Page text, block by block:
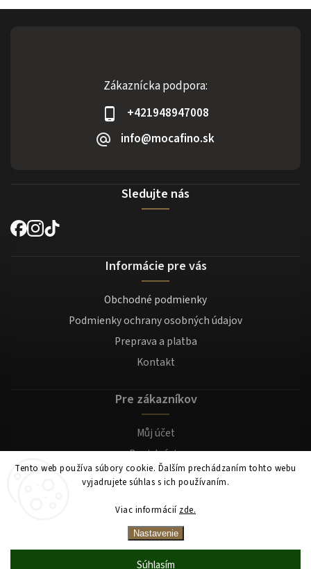
Tento web používa súbory cookie. Ďalším prechádzaním tohto webu
vyjadrujete súhlas s ich používaním.
Viac informácií zde.
Nastavenie
Súhlasím
Zákaznícka podpora:
+421948947008
info@mocafino.sk
Sledujte nás
Informácie pre vás
Obchodné podmienky
Podmienky ochrany osobných údajov
Preprava a platba
Kontakt
Pre zákazníkov
Můj účet
Registrácia
Prihlásenie
Mocafino.sk. Všetky práva vyhradené.